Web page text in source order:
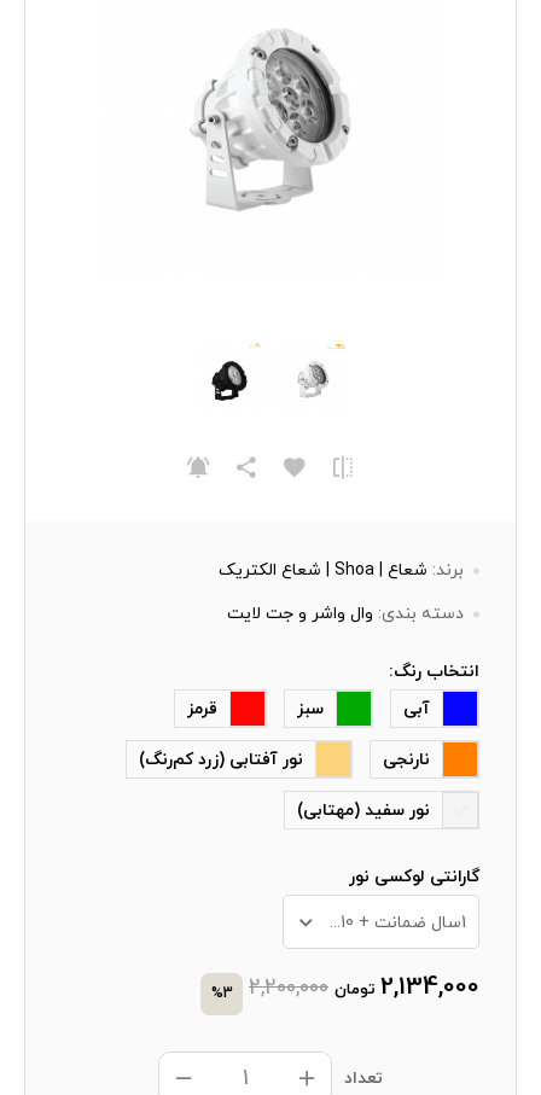
برند: شعاع | Shoa | شعاع الکتریک
دسته بندی: وال واشر و جت لایت
انتخاب رنگ:
آبی
سبز قرمز
نارنجی نور آفتابی (زرد کم‌رنگ)
نور سفید (مهتابی)
گارانتی لوکسی نور
1سال ضمانت + 10 سال خدمات پس از فروش
2,134,000 تومان 2,200,000
%3
تعداد